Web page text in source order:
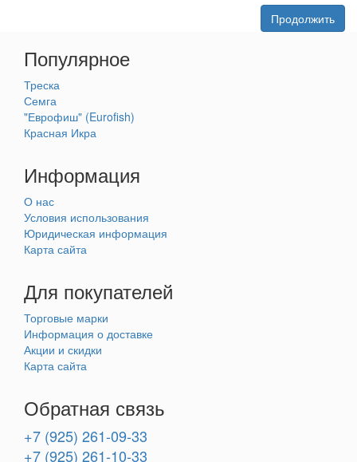
Продолжить
Популярное
Треска
Семга
"Еврофиш" (Eurofish)
Красная Икра
Информация
О нас
Условия использования
Юридическая информация
Карта сайта
Для покупателей
Торговые марки
Информация о доставке
Акции и скидки
Карта сайта
Обратная связь
+7 (925) 261-09-33
+7 (925) 261-10-33